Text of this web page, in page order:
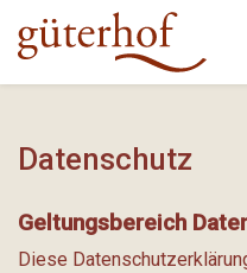
Datenschutz
Geltungsbereich
Diese